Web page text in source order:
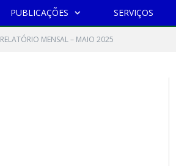
PUBLICAÇÕES SERVIÇOS
RELATÓRIO MENSAL – MAIO 2025